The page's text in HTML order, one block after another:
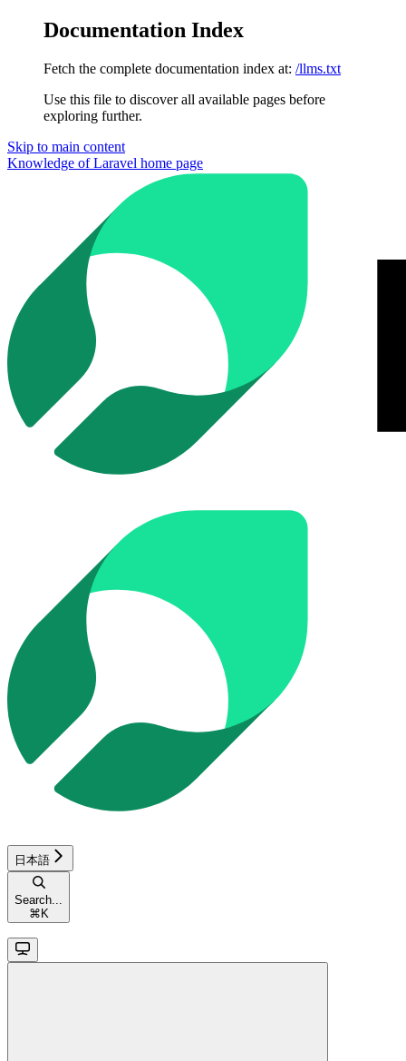
Documentation Index
Fetch the complete documentation index at: /llms.txt
Use this file to discover all available pages before
exploring further.
Skip to main content
Knowledge of Laravel home page
日本語
Search...
⌘ K